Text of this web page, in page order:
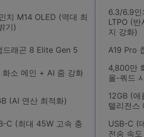
치 M14 OLED (역대 최
기)
6.3/6.9인
LTPO (반
지 강화)
드래곤 8 Elite Gen 5 A19 Pro
화소 메인 + AI 줌 강화
4,800만
올-쿼드
(AI 연산 최적화)
12GB (애
텔리전스
C (최대 45W 고속 충
USB-C (
전송 속